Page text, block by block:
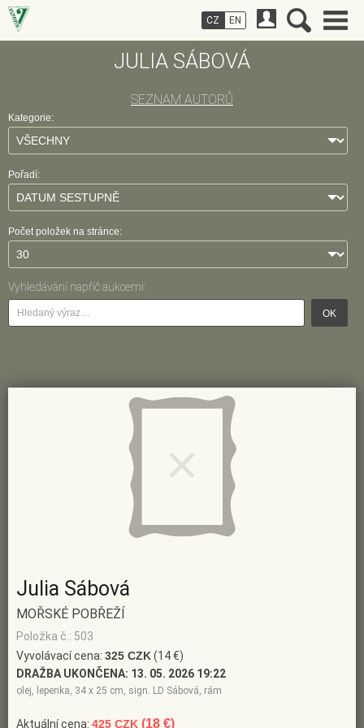
JULIA SÁBOVÁ
SEZNAM AUTORŮ
Kategorie:
Pořadí:
Počet položek na stránce:
Vyhledávání napříč aukcemi:
OK
Julia Sábová
MOŘSKÉ POBŘEŽÍ
Položka č.: 503
Vyvolávací cena: 325 CZK(14 €)
DRAŽBA UKONČENA: 13. 05. 2026 19:22
olej, lepenka, 34 x 25 cm, sign. LD Sábová, rám
Aktuální cena: 425 CZK (18 €)
CZ EN